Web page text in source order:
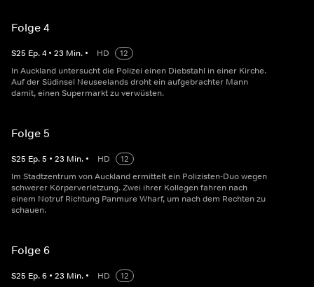
Folge 4
S25 Ep.4 • 23 Min. • HD
12
In Auckland untersucht die Polizei einen Diebstahl in einer Kirche.
Auf der Südinsel Neuseelands droht ein aufgebrachter Mann
damit, einen Supermarkt zu verwüsten.
Folge 5
S25 Ep.5 • 23 Min. • HD
12
Im Stadtzentrum von Auckland ermittelt ein Polizisten-Duo wegen
schwerer Körperverletzung. Zwei ihrer Kollegen fahren nach
einem Notruf Richtung Panmure Wharf, um nach dem Rechten zu
schauen.
Folge 6
S25 Ep.6 • 23 Min. • HD
12